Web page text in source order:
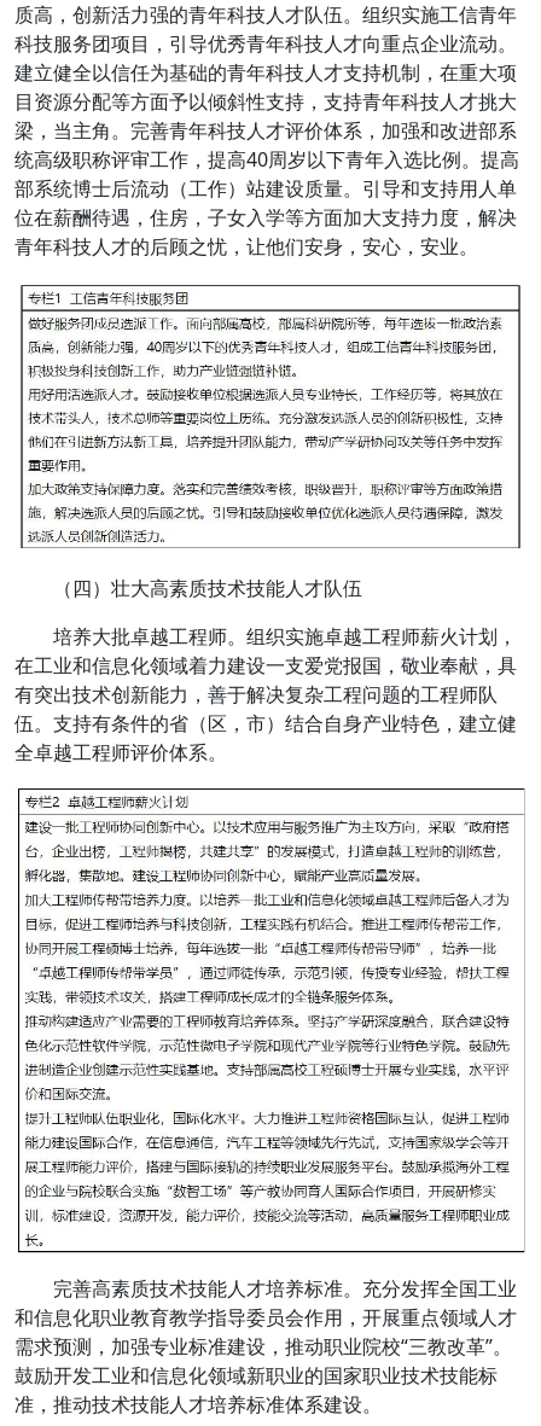
质高，创新活力强的青年科技人才队伍。组织实施工信青年
科技服务团项目，引导优秀青年科技人才向重点企业流动。
建立健全以信任为基础的青年科技人才支持机制，在重大项
目资源分配等方面予以倾斜性支持，支持青年科技人才挑大
梁，当主角。完善青年科技人才评价体系，加强和改进部系
统高级职称评审工作，提高40周岁以下青年入选比例。提高
部系统博士后流动（工作）站建设质量。引导和支持用人单
位在薪酬待遇，住房，子女入学等方面加大支持力度，解决
青年科技人才的后顾之忧，让他们安身，安心，安业。
（四）壮大高素质技术技能人才队伍
培养大批卓越工程师。组织实施卓越工程师薪火计划，
在工业和信息化领域着力建设一支爱党报国，敬业奉献，具
有突出技术创新能力，善于解决复杂工程问题的工程师队
伍。支持有条件的省（区，市）结合自身产业特色，建立健
全卓越工程师评价体系。
完善高素质技术技能人才培养标准。充分发挥全国工业
和信息化职业教育教学指导委员会作用，开展重点领域人才
需求预测，加强专业标准建设，推动职业院校“三教改革”。
鼓励开发工业和信息化领域新职业的国家职业技术技能标
准，推动技术技能人才培养标准体系建设。